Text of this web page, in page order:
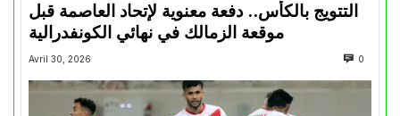
التتويج بالكأس.. دفعة معنوية لإتحاد العاصمة قبل
موقعة الزمالك في نهائي الكونفدرالية
Avril 30, 2026 0